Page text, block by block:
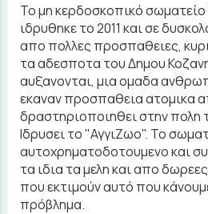
Το μη κερδοσκοπικό
ιδρυθηκε το 2011 και σε
απο πολλες προσπαθειες,
τα αδεσποτα του Δημου
αυξανονται, μια ομαδα
εκαναν προσπαθεια ατομικα
δραστηριοποιηθει στην πολη
Ιδρυσει το "ΑγγιΖωο". Το
αυτοχρηματοδοτουμενο και
τα ιδια τα μελη και απο
που εκτιμούν αυτό που
πρόβλημα.